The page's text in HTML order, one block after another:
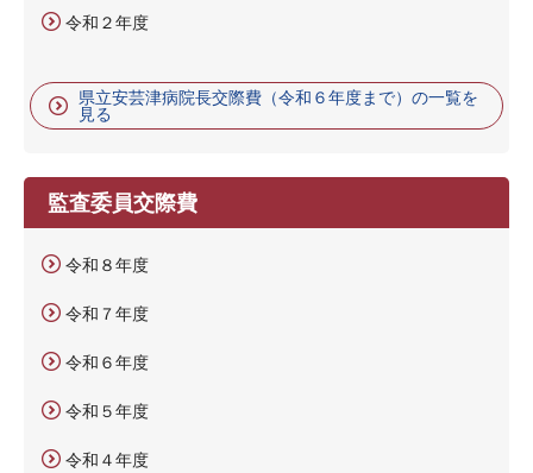
令和２年度
県立安芸津病院長交際費（令和６年度まで）の一覧を
見る
監査委員交際費
令和８年度
令和７年度
令和６年度
令和５年度
令和４年度